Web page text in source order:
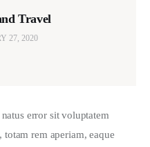
Travel
27, 2020
error sit voluptatem
rem aperiam, eaque